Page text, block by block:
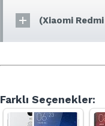
(Xiaomi
Farklı Seçenekler: